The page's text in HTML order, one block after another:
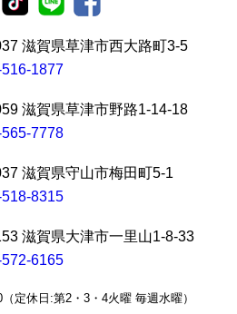
滋賀県草津市西大路町3-5
1877
滋賀県草津市野路1-14-18
7778
滋賀県守山市梅田町5-1
8315
滋賀県大津市一里山1-8-33
6165
定休日:第2・3・4火曜 毎週水曜）